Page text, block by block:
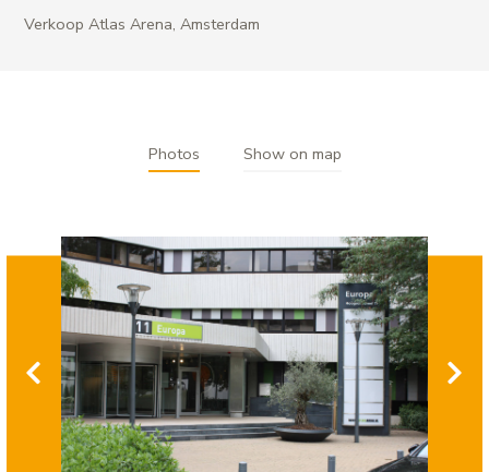
Verkoop Atlas Arena, Amsterdam
Photos Show on map